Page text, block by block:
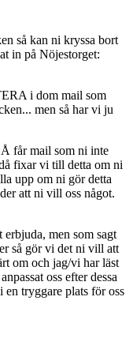
så kan ni kryssa bort
in på Nöjestorget:
i dom mail som
men så har vi ju
får mail som ni inte
fixar vi till detta om ni
upp om ni gör detta
att ni vill oss något.
men som sagt
så gör vi det ni vill att
om och jag/vi har läst
oss efter dessa
tryggare plats för oss